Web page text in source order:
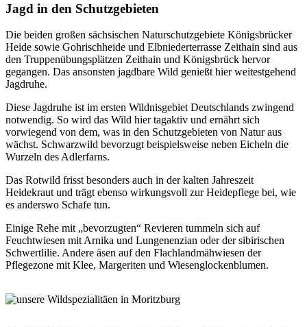
Jagd in den Schutzgebieten
Die beiden großen sächsischen Naturschutzgebiete Königsbrücker
Heide sowie Gohrischheide und Elbniederterrasse Zeithain sind aus
den Truppenübungsplätzen Zeithain und Königsbrück hervor
gegangen. Das ansonsten jagdbare Wild genießt hier weitestgehend
Jagdruhe.
Diese Jagdruhe ist im ersten Wildnisgebiet Deutschlands zwingend
notwendig. So wird das Wild hier tagaktiv und ernährt sich
vorwiegend von dem, was in den Schutzgebieten von Natur aus
wächst. Schwarzwild bevorzugt beispielsweise neben Eicheln die
Wurzeln des Adlerfarns.
Das Rotwild frisst besonders auch in der kalten Jahreszeit
Heidekraut und trägt ebenso wirkungsvoll zur Heidepflege bei, wie
es anderswo Schafe tun.
Einige Rehe mit „bevorzugten“ Revieren tummeln sich auf
Feuchtwiesen mit Arnika und Lungenenzian oder der sibirischen
Schwertlilie. Andere äsen auf den Flachlandmähwiesen der
Pflegezone mit Klee, Margeriten und Wiesenglockenblumen.